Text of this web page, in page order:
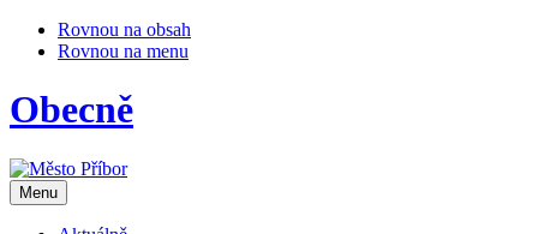
Rovnou na obsah
Rovnou na menu
Obecně
Otevřit
navigaci
Menu